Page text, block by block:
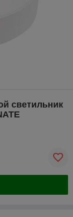
светильник